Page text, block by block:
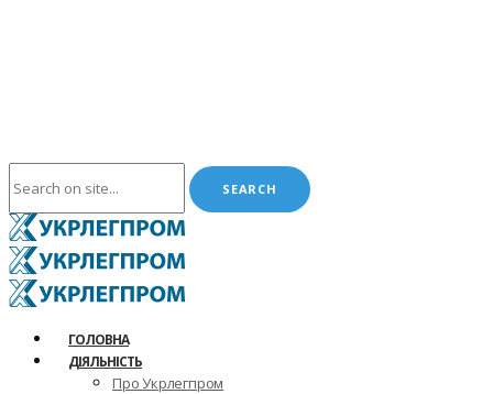
ГОЛОВНА
ДІЯЛЬНІСТЬ
Про Укрлегпром